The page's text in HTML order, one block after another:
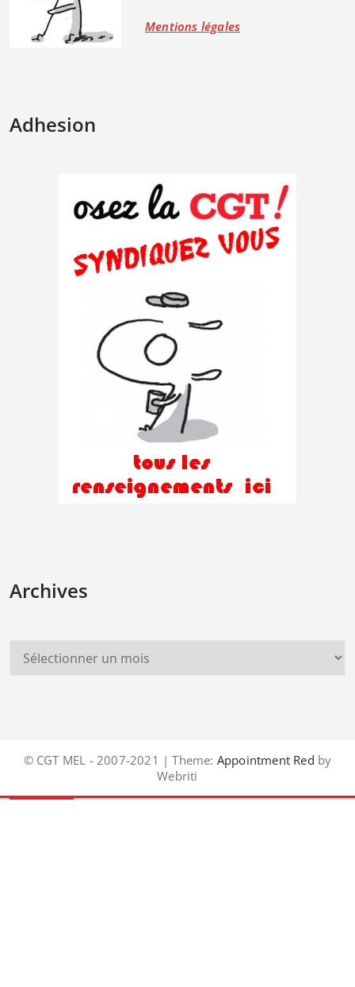
Mentions légales
Adhesion
Archives
© CGT MEL - 2007-2021 | Theme: Appointment Red by
Webriti